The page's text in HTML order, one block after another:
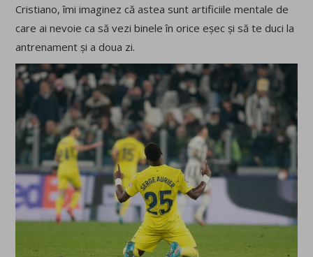
Cristiano, îmi imaginez că astea sunt artificiile mentale de
care ai nevoie ca să vezi binele în orice eșec și să te duci la
antrenament și a doua zi.